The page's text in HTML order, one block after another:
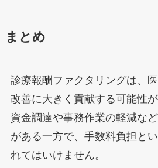
まとめ
診療報酬ファクタリングは、
改善に大きく貢献する可能性
資金調達や事務作業の軽減な
がある一方で、手数料負担と
れてはいけません。